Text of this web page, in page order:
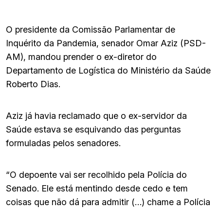
O presidente da Comissão Parlamentar de
Inquérito da Pandemia, senador Omar Aziz (PSD-
AM), mandou prender o ex-diretor do
Departamento de Logística do Ministério da Saúde
Roberto Dias.
Aziz já havia reclamado que o ex-servidor da
Saúde estava se esquivando das perguntas
formuladas pelos senadores.
“O depoente vai ser recolhido pela Polícia do
Senado. Ele está mentindo desde cedo e tem
coisas que não dá para admitir (…) chame a Polícia